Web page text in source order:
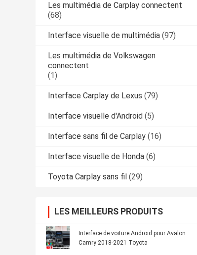
Les multimédia de Carplay connectent
(68)
Interface visuelle de multimédia (97)
Les multimédia de Volkswagen
connectent
(1)
Interface Carplay de Lexus (79)
Interface visuelle d'Android (5)
Interface sans fil de Carplay (16)
Interface visuelle de Honda (6)
Toyota Carplay sans fil (29)
LES MEILLEURS PRODUITS
Interface de voiture Android pour Avalon
Camry 2018-2021 Toyota